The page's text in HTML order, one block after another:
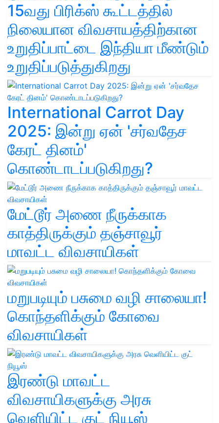
15வது பிரிக்ஸ் கூட்டத்தில்
நிலையான விவசாயத்திற்கான
உறுதிப்பாட்டை இந்தியா மீண்டும்
உறுதிப்படுத்துகிறது
International Carrot Day
2025: இன்று ஏன் 'சர்வதேச
கேரட் தினம்'
கொண்டாடப்படுகிறது?
மேட்டூர் அணை நீருக்காக
காத்திருக்கும் தஞ்சாவூர்
மாவட்ட விவசாயிகள்
மறுபடியும் பசுமை வழி சாலையா!
கொந்தளிக்கும் கோவை
விவசாயிகள்
இரண்டு மாவட்ட
விவசாயிகளுக்கு அரசு
வெளியிட்ட குட் நியூஸ்